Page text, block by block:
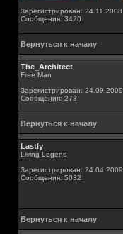
Зарегистрирован: 24.11.2008
Сообщения: 3420
Вернуться к началу
The_Architect
Free Man
Зарегистрирован: 24.09.2009
Сообщения: 273
Вернуться к началу
Lastly
Living Legend
Зарегистрирован: 24.04.2009
Сообщения: 5032
Вернуться к началу